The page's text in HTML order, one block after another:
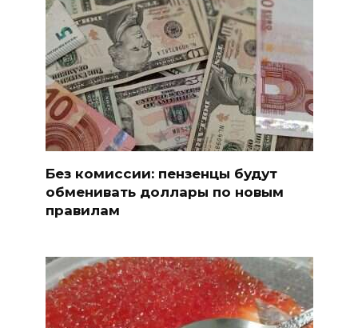
Без комиссии: пензенцы будут
обменивать доллары по новым
правилам